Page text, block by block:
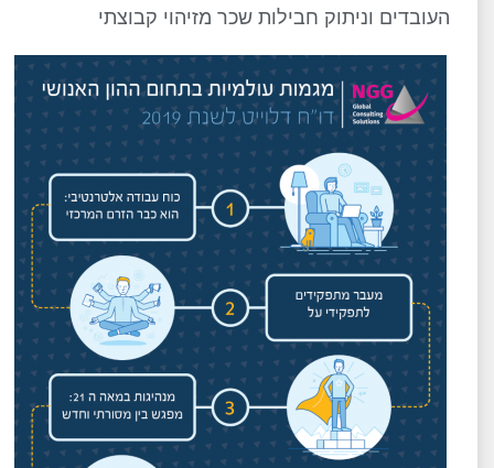
העובדים וניתוק חבילות שכר מזיהוי קבוצתי